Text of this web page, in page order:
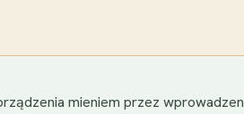
mieniem przez